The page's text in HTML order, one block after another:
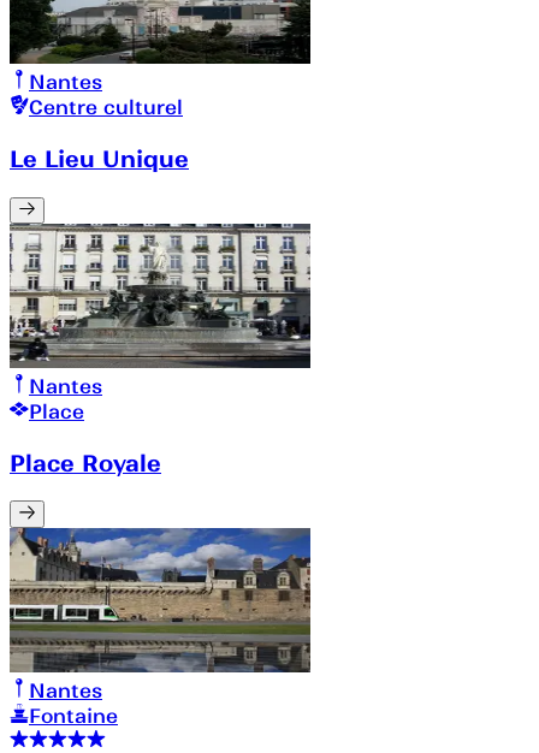
Nantes
Centre culturel
Le Lieu Unique
Nantes
Place
Place Royale
Nantes
Fontaine